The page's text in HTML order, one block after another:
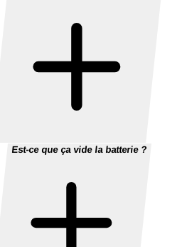
Est-ce que ça vide la batterie ?